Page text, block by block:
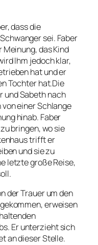
dass die
sei. Faber
das Kind
Ihm jedoch klar,
hat und er
Tochter hat.Die
und Sabeth nach
einer Schlange
hinab. Faber
bringen, wo sie
trifft er
und sie zu
letzte große Reise,
der Trauer um den
erweisen
Er unterzieht sich
an dieser Stelle.